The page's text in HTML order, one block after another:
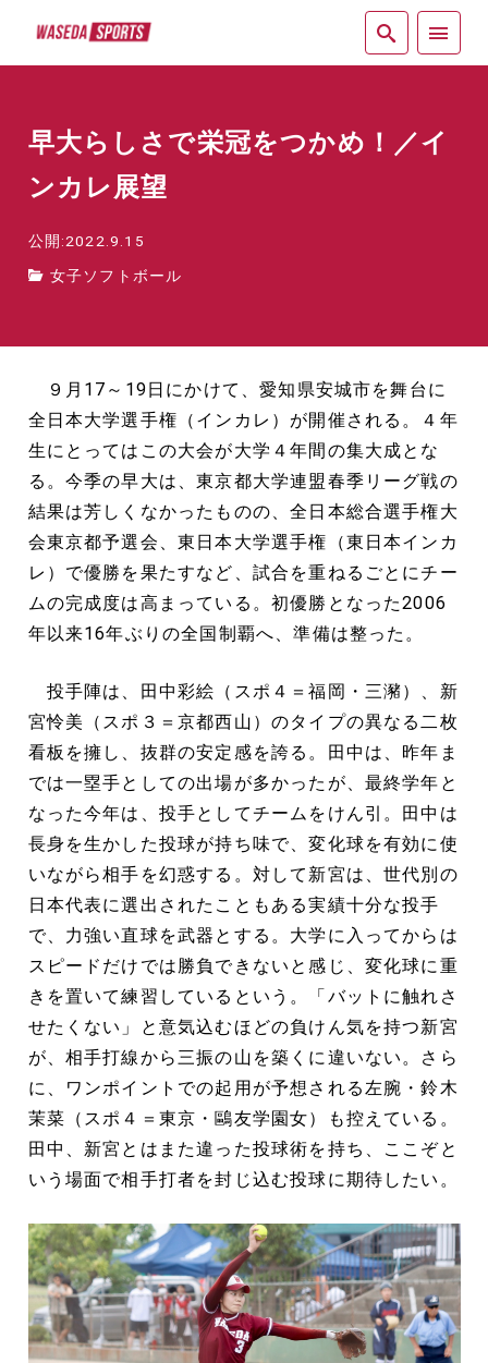
早大らしさで栄冠をつかめ！／イ
ンカレ展望
公開:2022.9.15
女子ソフトボール
９月17～19日にかけて、愛知県安城市を舞台に
全日本大学選手権（インカレ）が開催される。４年
生にとってはこの大会が大学４年間の集大成とな
る。今季の早大は、東京都大学連盟春季リーグ戦の
結果は芳しくなかったものの、全日本総合選手権大
会東京都予選会、東日本大学選手権（東日本インカ
レ）で優勝を果たすなど、試合を重ねるごとにチー
ムの完成度は高まっている。初優勝となった2006
年以来16年ぶりの全国制覇へ、準備は整った。
投手陣は、田中彩絵（スポ４＝福岡・三瀦）、新
宮怜美（スポ３＝京都西山）のタイプの異なる二枚
看板を擁し、抜群の安定感を誇る。田中は、昨年ま
では一塁手としての出場が多かったが、最終学年と
なった今年は、投手としてチームをけん引。田中は
長身を生かした投球が持ち味で、変化球を有効に使
いながら相手を幻惑する。対して新宮は、世代別の
日本代表に選出されたこともある実績十分な投手
で、力強い直球を武器とする。大学に入ってからは
スピードだけでは勝負できないと感じ、変化球に重
きを置いて練習しているという。「バットに触れさ
せたくない」と意気込むほどの負けん気を持つ新宮
が、相手打線から三振の山を築くに違いない。さら
に、ワンポイントでの起用が予想される左腕・鈴木
茉菜（スポ４＝東京・鷗友学園女）も控えている。
田中、新宮とはまた違った投球術を持ち、ここぞと
いう場面で相手打者を封じ込む投球に期待したい。